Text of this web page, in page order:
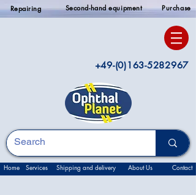
Repairing Second-hand equipment Purchase
+49-(0)163-5282967
Home Services Shipping and delivery About Us Contact